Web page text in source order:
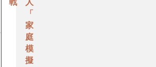
「
家
庭
模
擬